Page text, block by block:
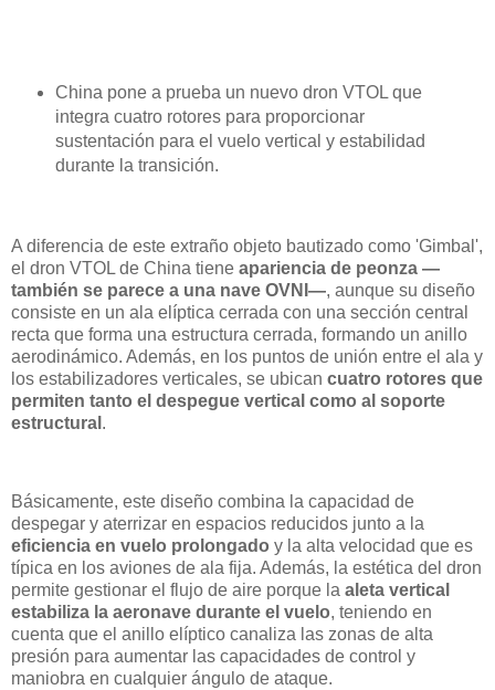
China pone a prueba un nuevo dron VTOL que
integra cuatro rotores para proporcionar
sustentación para el vuelo vertical y estabilidad
durante la transición.
A diferencia de este extraño objeto bautizado como 'Gimbal',
el dron VTOL de China tiene apariencia de peonza —
también se parece a una nave OVNI—, aunque su diseño
consiste en un ala elíptica cerrada con una sección central
recta que forma una estructura cerrada, formando un anillo
aerodinámico. Además, en los puntos de unión entre el ala y
los estabilizadores verticales, se ubican cuatro rotores que
permiten tanto el despegue vertical como al soporte
estructural .
Básicamente, este diseño combina la capacidad de
despegar y aterrizar en espacios reducidos junto a la
eficiencia en vuelo prolongado y la alta velocidad que es
típica en los aviones de ala fija. Además, la estética del dron
permite gestionar el flujo de aire porque la aleta vertical
estabiliza la aeronave durante el vuelo, teniendo en
cuenta que el anillo elíptico canaliza las zonas de alta
presión para aumentar las capacidades de control y
maniobra en cualquier ángulo de ataque.